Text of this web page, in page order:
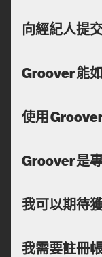
向經紀人提
Groover 能
使用
Groover 是
我可以期待
我需要註冊